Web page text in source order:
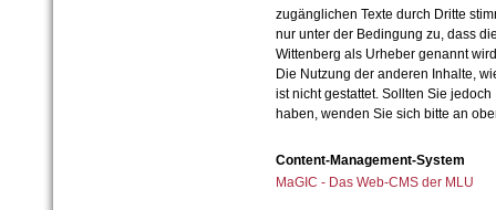
zugänglichen Texte durch Dritte
nur unter der Bedingung zu, dass
Wittenberg als Urheber genannt
Die Nutzung der anderen Inhalte,
ist nicht gestattet. Sollten Sie
haben, wenden Sie sich bitte an
Content-Management-System
MaGIC - Das Web-CMS der MLU